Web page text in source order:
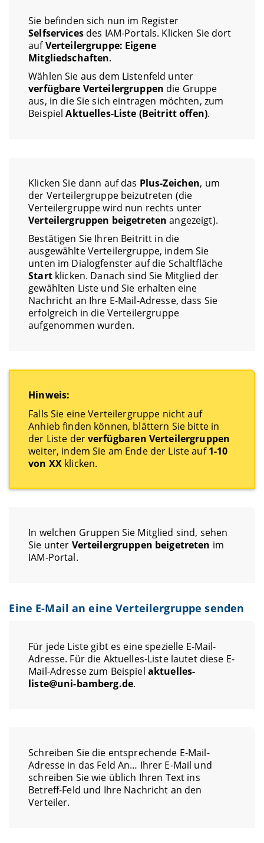
Sie befinden sich nun im Register
Selfservicesdes IAM-Portals. Klicken Sie dort
aufVerteilergruppe: Eigene
Mitgliedschaften.
Wählen Sie aus dem Listenfeld unter
verfügbare Verteilergruppen die Gruppe
aus, in die Sie sich eintragen möchten, zum
BeispielAktuelles-Liste (Beitritt offen).
Klicken Sie dann auf das Plus-Zeichen, um
der Verteilergruppe beizutreten (die
Verteilergruppe wird nun rechts unter
Verteilergruppen beigetreten angezeigt).
Bestätigen Sie Ihren Beitritt in die
ausgewählte Verteilergruppe, indem Sie
unten im Dialogfenster auf die Schaltfläche
Startklicken. Danach sind Sie Mitglied der
gewählten Liste und Sie erhalten eine
Nachricht an Ihre E-Mail-Adresse, dass Sie
erfolgreich in die Verteilergruppe
aufgenommen wurden.
Hinweis:
Falls Sie eine Verteilergruppe nicht auf
Anhieb finden können, blättern Sie bitte in
der Liste derverfügbaren Verteilergruppen
weiter, indem Sie am Ende der Liste auf1-10
von XX klicken.
In welchen Gruppen Sie Mitglied sind, sehen
Sie unter Verteilergruppen beigetreten im
IAM-Portal.
Eine E-Mail an eine Verteilergruppe senden
Für jede Liste gibt es eine spezielle E-Mail-
Adresse. Für die Aktuelles-Liste lautet diese E-
Mail-Adresse zum Beispiel aktuelles-
liste@uni-bamberg.de.
Schreiben Sie die entsprechende E-Mail-
Adresse in das Feld An… Ihrer E-Mail und
schreiben Sie wie üblich Ihren Text ins
Betreff-Feld und Ihre Nachricht an den
Verteiler.